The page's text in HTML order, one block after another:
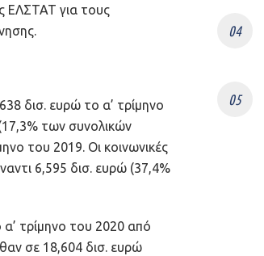
ΕΛΣΤΑΤ για τους
δισ. ευρώ το α’ τρίμηνο
των συνολικών
του 2019. Οι κοινωνικές
6,595 δισ. ευρώ (37,4%
α’ τρίμηνο του 2020 από
σε 18,604 δισ. ευρώ